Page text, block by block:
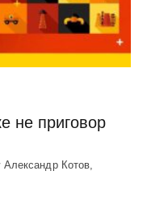
не приговор
Александр Котов,